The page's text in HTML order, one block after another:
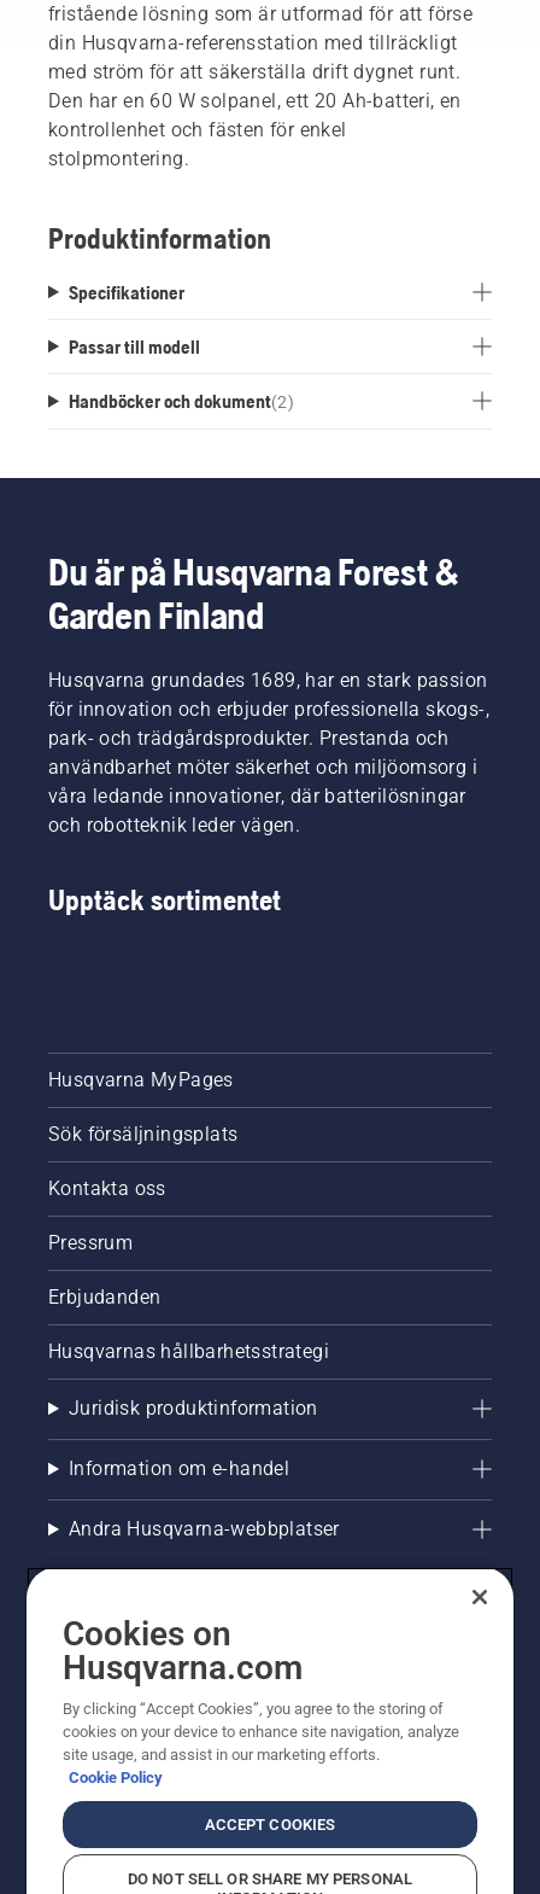
fristående lösning som är utformad för att förse
din Husqvarna-referensstation med tillräckligt
med ström för att säkerställa drift dygnet runt.
Den har en 60 W solpanel, ett 20 Ah-batteri, en
kontrollenhet och fästen för enkel
stolpmontering.
Produktinformation
Specifikationer
Passar till modell
Handböcker och dokument(2)
Du är på Husqvarna Forest &
Garden Finland
Husqvarna grundades 1689, har en stark passion
för innovation och erbjuder professionella skogs-,
park- och trädgårdsprodukter. Prestanda och
användbarhet möter säkerhet och miljöomsorg i
våra ledande innovationer, där batterilösningar
och robotteknik leder vägen.
Upptäck sortimentet
Husqvarna MyPages
Sök försäljningsplats
Kontakta oss
Pressrum
Erbjudanden
Husqvarnas hållbarhetsstrategi
Juridisk produktinformation
Information om e-handel
Andra Husqvarna-webbplatser
© Husqvarna AB (publ). All rights reserved. Priserna
som visas är rekommenderade cirkapriser. Alla angivna
priser är rekommenderade försäljningspriser (inkl.
moms) om inte produkten är tillgänglig för direkt köp.
CookiepolicyAnvändningsvillkor Sekretessmeddelande
Cookies on
Husqvarna.com
By clicking “Accept Cookies”, you agree to the storing of
cookies on your device to enhance site navigation, analyze
site usage, and assist in our marketing efforts.
Cookie Policy
ACCEPT COOKIES
DO NOT SELL OR SHARE MY PERSONAL